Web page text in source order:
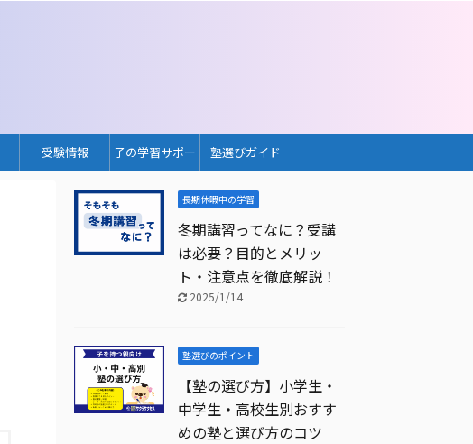
受験情報 子の学習サポー
ト
塾選びガイド
長期休暇中の学習
冬期講習ってなに？受講
は必要？目的とメリッ
ト・注意点を徹底解説！
2025/1/14
塾選びのポイント
【塾の選び方】小学生・
中学生・高校生別おすす
めの塾と選び方のコツ